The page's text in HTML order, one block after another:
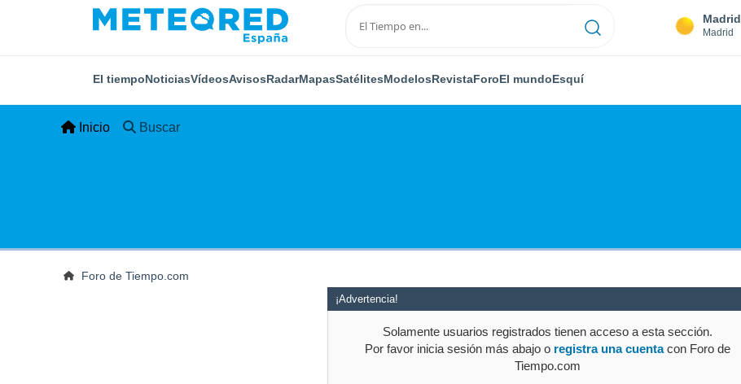
Madrid
Madrid
El tiempoNoticiasVídeosAvisosRadarMapasSatélitesModelosRevistaForoEl mundoEsquí
Inicio Buscar
Foro de Tiempo.com
¡Advertencia!
Solamente usuarios registrados tienen acceso a esta sección.
Por favor inicia sesión más abajo o registra una cuentacon Foro de
Tiempo.com